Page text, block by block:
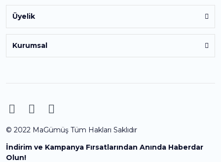
Üyelik
Kurumsal
© 2022 MaGümüş Tüm Hakları Saklıdır
İndirim ve Kampanya Fırsatlarından Anında Haberdar
Olun!